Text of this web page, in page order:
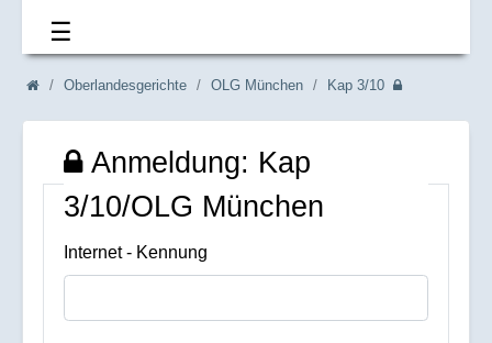
☰
Navi_breadcrum
Oberlandesgerichte OLG München Kap 3/10
Anmeldung: Kap
3/10/OLG München
Internet - Kennung